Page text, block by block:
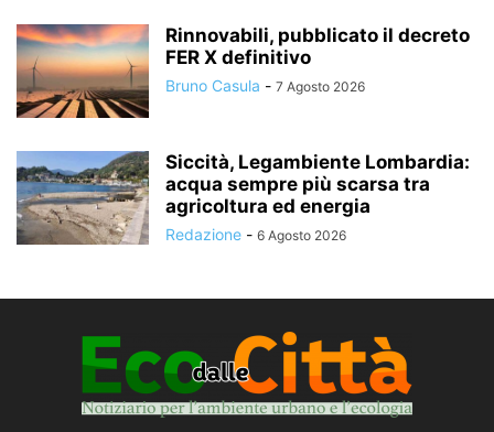
Rinnovabili, pubblicato il decreto
FER X definitivo
Bruno Casula - 7 Agosto 2026
Siccità, Legambiente Lombardia:
acqua sempre più scarsa tra
agricoltura ed energia
Redazione - 6 Agosto 2026